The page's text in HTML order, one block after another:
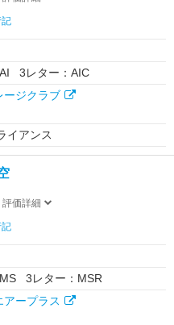
3レター：AIC
ージクラブ
イアンス
評価詳細
3レター：MSR
アープラス